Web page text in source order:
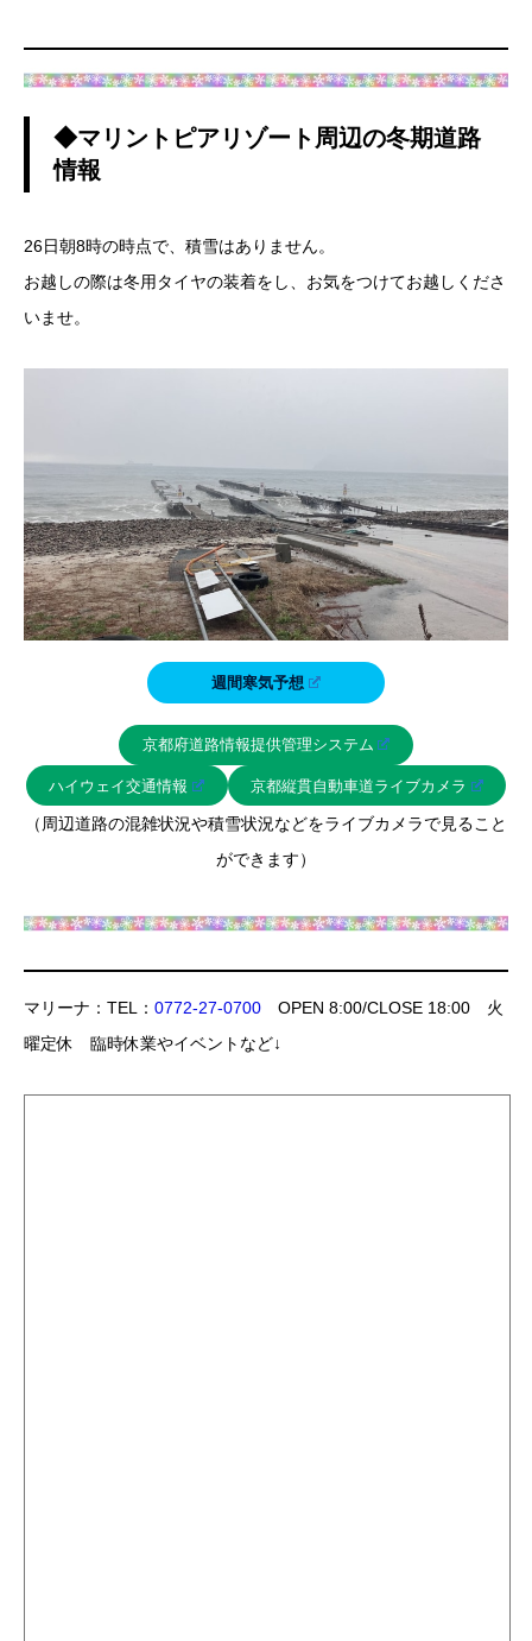
◆マリントピアリゾート周辺の冬期道路
情報
26日朝8時の時点で、積雪はありません。
お越しの際は冬用タイヤの装着をし、お気をつけてお越しくださ
いませ。
週間寒気予想
京都府道路情報提供管理システム
ハイウェイ交通情報 京都縦貫自動車道ライブカメラ
（周辺道路の混雑状況や積雪状況などをライブカメラで見ること
ができます）
マリーナ：TEL： 0772-27-0700 OPEN 8:00/CLOSE 18:00 火
曜定休 臨時休業やイベントなど↓